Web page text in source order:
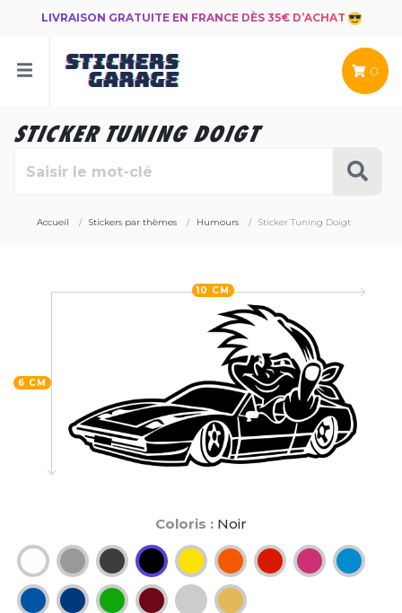
LIVRAISON GRATUITE EN FRANCE DÈS 35€ D’ACHAT
0
STICKER TUNING DOIGT
Accueil Stickers par thèmes Humours Sticker Tuning Doigt
6 CM
10 CM
Coloris : Noir